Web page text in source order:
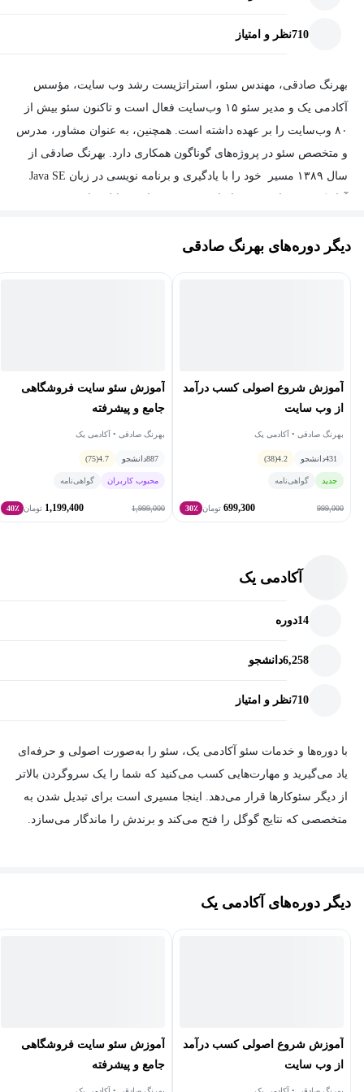
710نظر و امتیاز
بهرنگ صادقی، مهندس سئو، استراتژیست رشد وب سایت، مؤسس
آکادمی یک
و مدیر سئو ۱۵ وب‌سایت فعال است و تاکنون سئو بیش از
۸۰ وب‌سایت را بر عهده داشته است. همچنین، به‌ عنوان مشاور، مدرس
و متخصص سئو در پروژه‌های گوناگون همکاری دارد. بهرنگ صادقی از
سال ۱۳۸۹ مسیر خود را با یادگیری و برنامه‌ نویسی در زبان Java SE
فصل تازه‌ای از فعالیت‌های حرفه‌ای او آغاز شد و از آن زمان تاکنون به‌
دیگر دوره‌های بهرنگ صادقی
آموزش شروع اصولی کسب درآمد
از وب‌ سایت
بهرنگ صادقی • آکادمی یک
431دانشجو 4.2
(38)
جدید گواهی‌نامه
999,000
699,300 تومان 30٪
آموزش سئو سایت فروشگاهی
جامع و پیشرفته
بهرنگ صادقی • آکادمی یک
887دانشجو 4.7
(75)
محبوب کاربران گواهی‌نامه
1,999,000
1,199,400 تومان 40٪
آکادمی یک
14دوره
6,258دانشجو
710نظر و امتیاز
با دوره‌ها و خدمات سئو آکادمی یک، سئو را به‌صورت اصولی و حرفه‌ای
یاد می‌گیرید و مهارت‌هایی کسب می‌کنید که شما را یک سروگردن بالاتر
از دیگر سئوکارها قرار می‌دهد. اینجا مسیری است برای تبدیل شدن به
متخصصی که نتایج گوگل را فتح می‌کند و برندش را ماندگار می‌سازد.
دیگر دوره‌های آکادمی یک
آموزش شروع اصولی کسب درآمد
از وب‌ سایت
آموزش سئو سایت فروشگاهی
جامع و پیشرفته